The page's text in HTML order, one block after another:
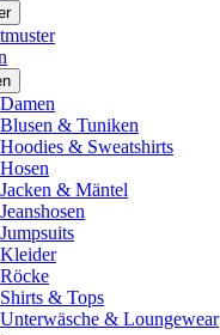
Damen
Blusen & Tuniken
Hoodies & Sweatshirts
Hosen
Jacken & Mäntel
Jeanshosen
Jumpsuits
Kleider
Röcke
Shirts & Tops
Unterwäsche & Loungewear